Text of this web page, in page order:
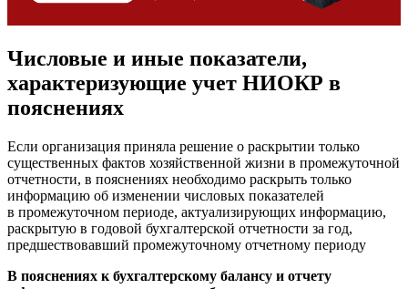
Числовые и иные показатели,
характеризующие учет НИОКР в
пояснениях
Если организация приняла решение о раскрытии только
существенных фактов хозяйственной жизни в промежуточной
отчетности, в пояснениях необходимо раскрыть только
информацию об изменении числовых показателей
в промежуточном периоде, актуализирующих информацию,
раскрытую в годовой бухгалтерской отчетности за год,
предшествовавший промежуточному отчетному периоду
В пояснениях к бухгалтерскому балансу и отчету